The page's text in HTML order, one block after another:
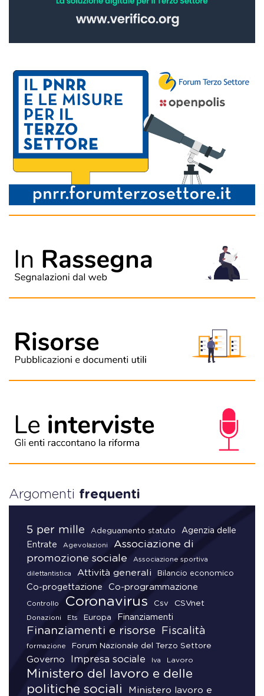
Argomenti frequenti
5 per mille Adeguamento statuto
Agenzia delle
Entrate
Agevolazioni
Associazione di
promozione sociale
Associazione sportiva
dilettantistica Attività generali Bilancio economico
Co-progettazione Co-programmazione
Controllo Coronavirus Csv CSVnet
Donazioni Ets Europa Finanziamenti
Finanziamenti e risorse Fiscalità
formazione Forum Nazionale del Terzo Settore
Governo Impresa sociale Iva Lavoro
Ministero del lavoro e delle
politiche sociali
Ministero lavoro e